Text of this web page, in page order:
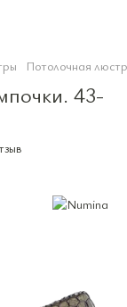
Потолочная
43-